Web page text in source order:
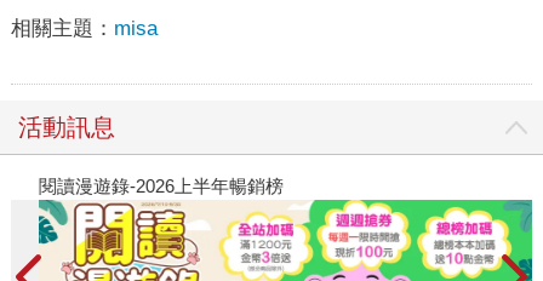
相關主題： misa
活動訊息
閱讀漫遊錄-2026上半年暢銷榜